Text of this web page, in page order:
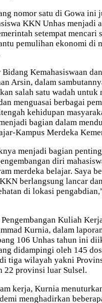
nomor satu di Gowa ini
KKN Unhas menjadi
setempat mencari
pemulihan ekonomi di
Kemahasiswaan
Arsin, dalam
salah satu wadah untuk
menguasai berbagai
kehidupan
bagian dalam
Kampus Merdeka
menjadi bagian
diri
merdeka belajar. Saya
berlangsung lancar
di lokasi
Pengembangan Kuliah
Kurnia, dalam
106 Unhas tahun ini
didampingi oleh 145
tiga wilayah yakni
22 provinsi luar Sulsel.
kerja, Kurnia
menghadirkan